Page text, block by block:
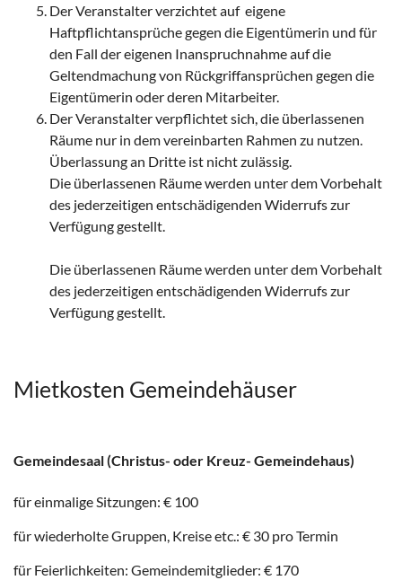
Der Veranstalter verzichtet auf eigene
Haftpflichtansprüche gegen die Eigentümerin und für
den Fall der eigenen Inanspruchnahme auf die
Geltendmachung von Rückgriffansprüchen gegen die
Eigentümerin oder deren Mitarbeiter.
Der Veranstalter verpflichtet sich, die überlassenen
Räume nur in dem vereinbarten Rahmen zu nutzen.
Überlassung an Dritte ist nicht zulässig.
Die überlassenen Räume werden unter dem Vorbehalt
des jederzeitigen entschädigenden Widerrufs zur
Verfügung gestellt.
Die überlassenen Räume werden unter dem Vorbehalt
des jederzeitigen entschädigenden Widerrufs zur
Verfügung gestellt.
Mietkosten Gemeindehäuser
Gemeindesaal (Christus- oder Kreuz- Gemeindehaus)
für einmalige Sitzungen: € 100
für wiederholte Gruppen, Kreise etc.: € 30 pro Termin
für Feierlichkeiten: Gemeindemitglieder: € 170